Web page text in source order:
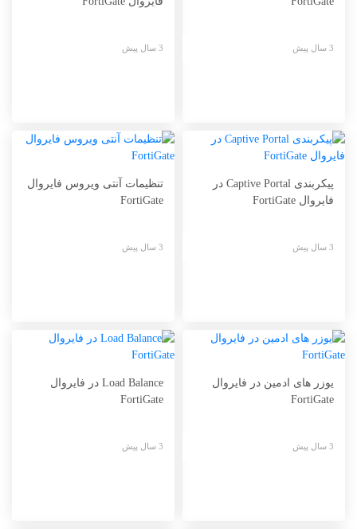
پیکربندی Captive Portal در
فایروال FortiGate
تنظیمات آنتی ویروس فایروال
FortiGate
یوزر های ادمین در فایروال
FortiGate
Load Balance در فایروال
FortiGate